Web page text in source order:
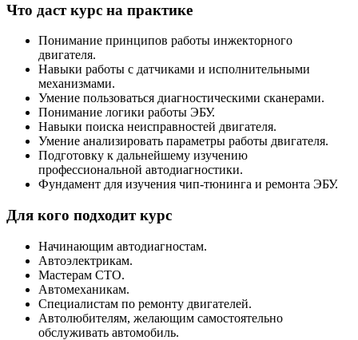
Что даст курс на практике
Понимание принципов работы инжекторного
двигателя.
Навыки работы с датчиками и исполнительными
механизмами.
Умение пользоваться диагностическими сканерами.
Понимание логики работы ЭБУ.
Навыки поиска неисправностей двигателя.
Умение анализировать параметры работы двигателя.
Подготовку к дальнейшему изучению
профессиональной автодиагностики.
Фундамент для изучения чип-тюнинга и ремонта ЭБУ.
Для кого подходит курс
Начинающим автодиагностам.
Автоэлектрикам.
Мастерам СТО.
Автомеханикам.
Специалистам по ремонту двигателей.
Автолюбителям, желающим самостоятельно
обслуживать автомобиль.